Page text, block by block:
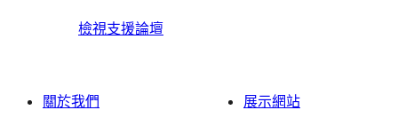
檢視支援論壇
關於我們
展示網站